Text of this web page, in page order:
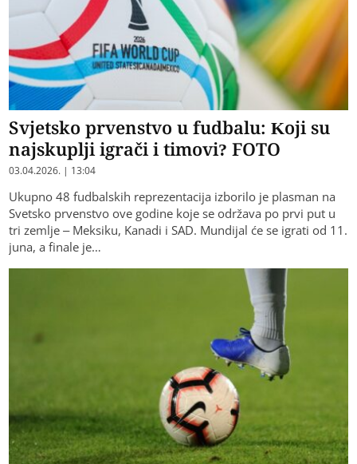
Svjetsko prvenstvo u fudbalu: Koji su
najskuplji igrači i timovi? FOTO
03.04.2026. | 13:04
Ukupno 48 fudbalskih reprezentacija izborilo je plasman na
Svetsko prvenstvo ove godine koje se održava po prvi put u
tri zemlje – Meksiku, Kanadi i SAD. Mundijal će se igrati od 11.
juna, a finale je…